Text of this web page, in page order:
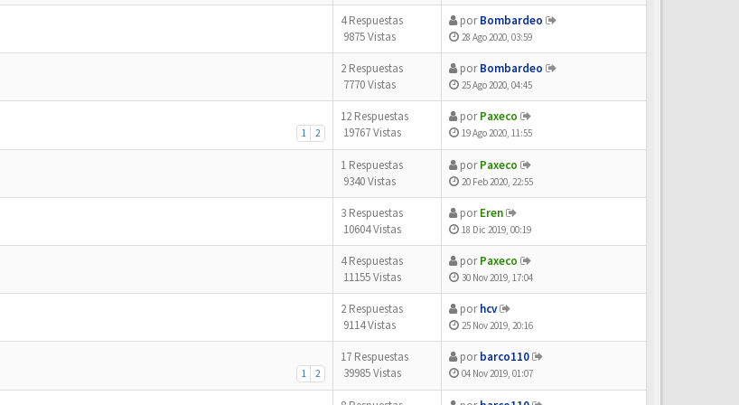
4 Respuestas
9875 Vistas
porBombardeo
28 Ago 2020, 03:59
2 Respuestas
7770 Vistas
porBombardeo
25 Ago 2020, 04:45
1 2
12 Respuestas
19767 Vistas
porPaxeco
19 Ago 2020, 11:55
1 Respuestas
9340 Vistas
porPaxeco
20 Feb 2020, 22:55
3 Respuestas
10604 Vistas
porEren
18 Dic 2019, 00:19
4 Respuestas
11155 Vistas
porPaxeco
30 Nov 2019, 17:04
2 Respuestas
9114 Vistas
porhcv
25 Nov 2019, 20:16
1 2
17 Respuestas
39985 Vistas
porbarco110
04 Nov 2019, 01:07